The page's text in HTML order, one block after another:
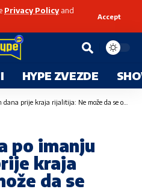
Privacy Policyand
Accept
HYPE ZVEZDE
prije kraja rijalitija: Ne može da se obuzda
po imanju
kraja
da se